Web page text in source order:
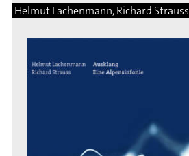
Helmut Lachenmann, Richard Strauss